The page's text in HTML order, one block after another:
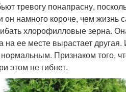
тревогу понапрасну,
он намного короче, чем жизнь
хлорофилловые зерна.
на ее месте вырастает
Признаком того,
этом не гибнет.